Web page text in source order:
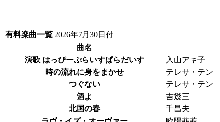
有料楽曲一覧 2026年7月30日付
曲名
演歌 はっぴーぷらいすぱらだいす
入山アキ子
時の流れに身をまかせ
テレサ・テン
つぐない
テレサ・テン
酒よ
吉幾三
北国の春
千昌夫